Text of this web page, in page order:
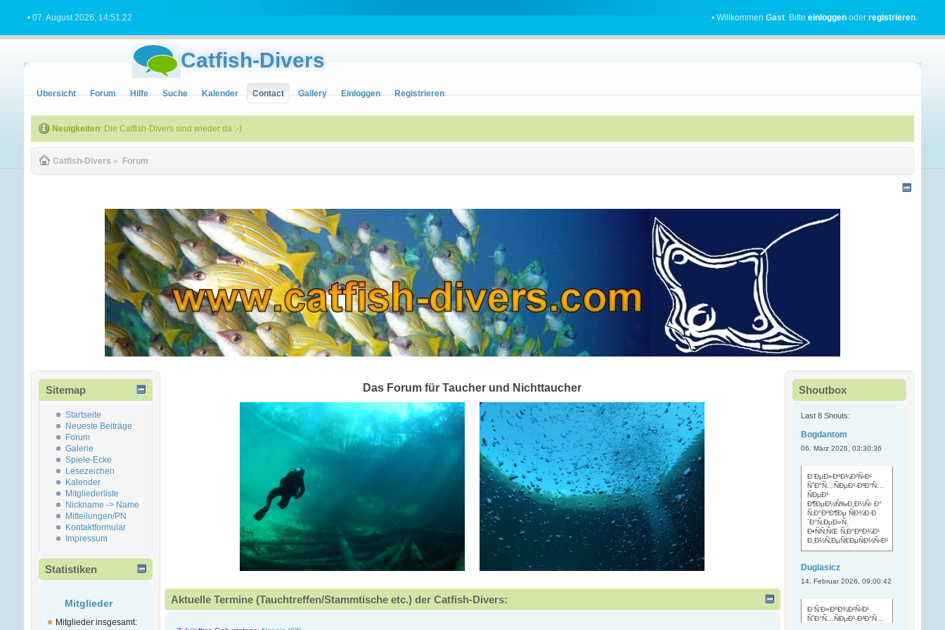
• 07. August 2026, 14:51:22 • WillkommenGast. Bitteeinloggen oderregistrieren.
Catfish-Divers
Übersicht Forum Hilfe Suche Kalender Contact Gallery Einloggen Registrieren
Neuigkeiten: Die Catfish-Divers sind wieder da :-)
Catfish-Divers » Forum
Sitemap
Startseite
Neueste Beiträge
Forum
Galerie
Spiele-Ecke
Lesezeichen
Kalender
Mitgliederliste
Nickname -> Name
Mitteilungen/PN
Kontaktformular
Impressum
Statistiken
Mitglieder
Mitglieder insgesamt:
Das Forum für Taucher und Nichttaucher
Aktuelle Termine (Tauchtreffen/Stammtische etc.) der Catfish-Divers:
Shoutbox
Last 8 Shouts:
Bogdantom
06. März 2026, 03:30:36
Ð¨ÐµÐ»ÐºÐ¾Ð²Ñ‹Ð¹
ÑˆÐ°Ñ…ÑÐµÐ¹-Ð²Ð°Ñ…
ÑÐµÐ¹
Ð¶ÐµÐ½Ñ‰Ð¸Ð½Ñ‹ Ð°
Ñ‚Ð°ÐºÐ¶Ðµ ÑÐ¾Ð·Ð
´Ð°Ñ‚ÐµÐ»Ñ.
Ð•ÑÑ‚ÑŒ Ñ‚Ð°ÐºÐ¾Ð¹
Ð¸Ð½Ñ‚ÐµÑ€ÐµÑÐ½Ñ‹Ð¹
Duglasicz
14. Februar 2026, 09:00:42
Ð¨Ñ‘Ð»ÐºÐ¾Ð²Ñ‹Ð¹
ÑˆÐ°Ñ…ÑÐµÐ¹-Ð²Ð°Ñ…